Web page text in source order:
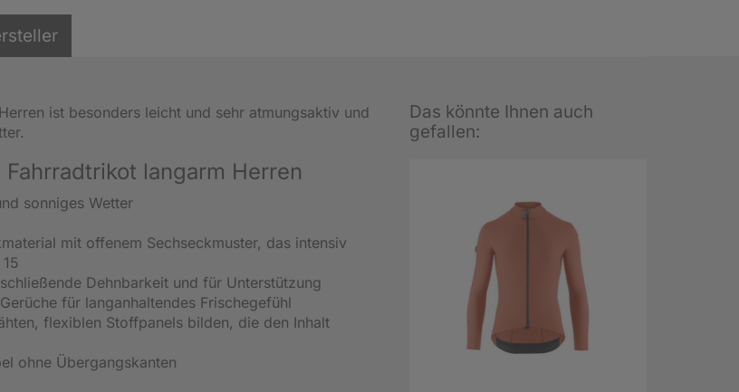
ist besonders leicht und sehr atmungsaktiv und
langarm Herren
sonniges Wetter
mit offenem Sechseckmuster, das intensiv
Dehnbarkeit und für Unterstützung
für langanhaltendes Frischegefühl
flexiblen Stoffpanels bilden, die den Inhalt
ohne Übergangskanten
Das könnte Ihnen auch
gefallen: